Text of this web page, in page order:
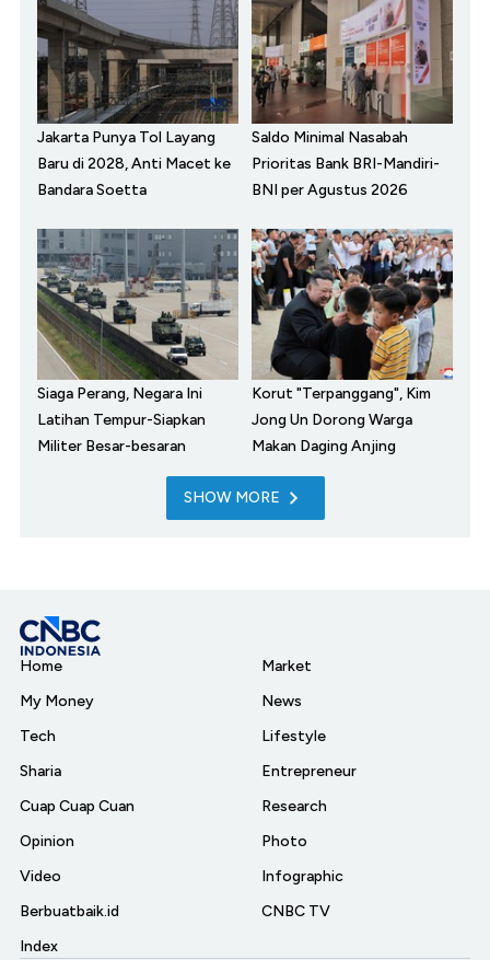
Jakarta Punya Tol Layang
Baru di 2028, Anti Macet ke
Bandara Soetta
Saldo Minimal Nasabah
Prioritas Bank BRI-Mandiri-
BNI per Agustus 2026
Siaga Perang, Negara Ini
Latihan Tempur-Siapkan
Militer Besar-besaran
Korut "Terpanggang", Kim
Jong Un Dorong Warga
Makan Daging Anjing
SHOW MORE
Home
My Money
Tech
Sharia
Cuap Cuap Cuan
Opinion
Video
Berbuatbaik.id
Index
Market
News
Lifestyle
Entrepreneur
Research
Photo
Infographic
CNBC TV